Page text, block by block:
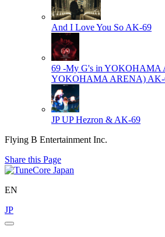
And I Love You So AK-69
69 -My G's in YOKOHAMA
YOKOHAMA ARENA)
JP UP Hezron & AK-69
Flying B Entertainment Inc.
Share this Page
EN
JP